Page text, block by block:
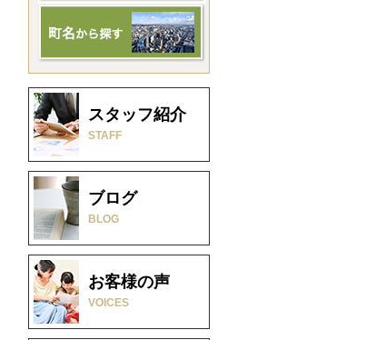
スタッフ紹介
STAFF
ブログ
BLOG
お客様の声
VOICES